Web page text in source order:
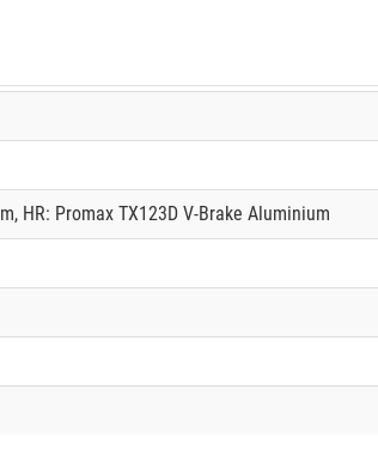
HR: Promax TX123D V-Brake Aluminium